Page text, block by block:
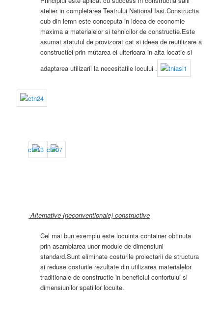
atelier in completarea Teatrului National Iasi.Constructia
cub din lemn este conceputa in ideea de economie
maxima a materialelor si tehnicilor de constructie.Este
asumat statutul de provizorat cat si ideea de reutilizare a
constructiei prin mutarea ei ulterioara in alta locatie si
adaptarea utilizarii la necesitatile locului .
-Alternative (neconventionale) constructive
Cel mai bun exemplu este locuinta container obtinuta
prin asamblarea unor module de dimensiuni
standard.Sunt eliminate costurile proiectarii de structura
si reduse costurile rezultate din utilizarea materialelor
traditionale de constructie in beneficiul confortului si
dimensiunilor spatiilor locuite.